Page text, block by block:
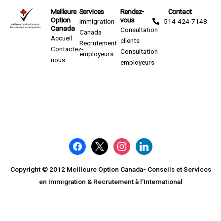
Meilleure
Option
Canada
Accueil
Contactez-
nous
Services
Immigration
Canada
Recrutement
employeurs
Rendez-
vous
Consultation
clients
Consultation
employeurs
Contact
514-424-7148
Copyright © 2012 Meilleure Option Canada- Conseils et Services
en Immigration & Recrutement à l’International